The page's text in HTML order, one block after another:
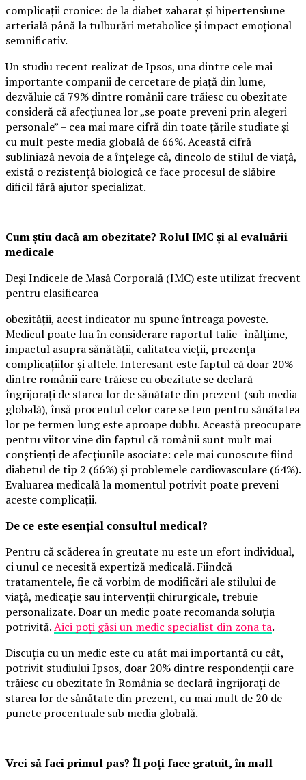
complicații cronice: de la diabet zaharat și hipertensiune
arterială până la tulburări metabolice și impact emoțional
semnificativ.
Un studiu recent realizat de Ipsos, una dintre cele mai
importante companii de cercetare de piață din lume,
dezvăluie că 79% dintre românii care trăiesc cu obezitate
consideră că afecțiunea lor „se poate preveni prin alegeri
personale” – cea mai mare cifră din toate țările studiate și
cu mult peste media globală de 66%. Această cifră
subliniază nevoia de a înțelege că, dincolo de stilul de viață,
există o rezistență biologică ce face procesul de slăbire
dificil fără ajutor specializat.
Cum știu dacă am obezitate? Rolul IMC și al evaluării
medicale
Deși Indicele de Masă Corporală (IMC) este utilizat frecvent
pentru clasificarea
obezității, acest indicator nu spune întreaga poveste.
Medicul poate lua în considerare raportul talie–înălțime,
impactul asupra sănătății, calitatea vieții, prezența
complicațiilor și altele. Interesant este faptul că doar 20%
dintre românii care trăiesc cu obezitate se declară
îngrijorați de starea lor de sănătate din prezent (sub media
globală), însă procentul celor care se tem pentru sănătatea
lor pe termen lung este aproape dublu. Această preocupare
pentru viitor vine din faptul că românii sunt mult mai
conștienți de afecțiunile asociate: cele mai cunoscute fiind
diabetul de tip 2 (66%) și problemele cardiovasculare (64%).
Evaluarea medicală la momentul potrivit poate preveni
aceste complicații.
De ce este esențial consultul medical?
Pentru că scăderea în greutate nu este un efort individual,
ci unul ce necesită expertiză medicală. Fiindcă
tratamentele, fie că vorbim de modificări ale stilului de
viață, medicație sau intervenții chirurgicale, trebuie
personalizate. Doar un medic poate recomanda soluția
potrivită.Aici poți găsi un medic specialist din zona ta.
Discuția cu un medic este cu atât mai importantă cu cât,
potrivit studiului Ipsos, doar 20% dintre respondenții care
trăiesc cu obezitate în România se declară îngrijorați de
starea lor de sănătate din prezent, cu mai mult de 20 de
puncte procentuale sub media globală.
Vrei să faci primul pas? Îl poți face gratuit, în mall